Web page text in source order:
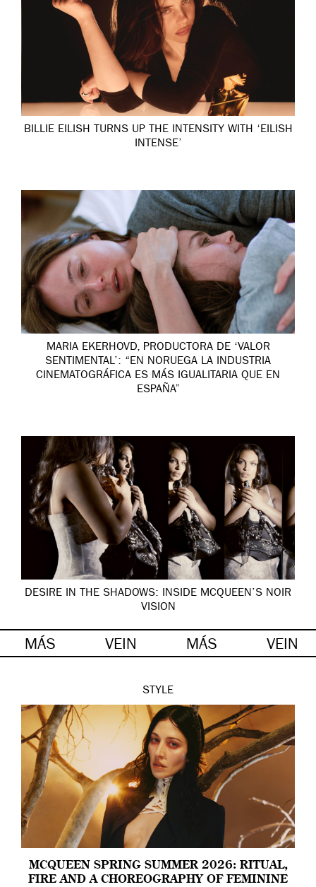
BILLIE EILISH TURNS UP THE INTENSITY WITH ‘EILISH
INTENSE’
MARIA EKERHOVD, PRODUCTORA DE ‘VALOR
SENTIMENTAL’: “EN NORUEGA LA INDUSTRIA
CINEMATOGRÁFICA ES MÁS IGUALITARIA QUE EN
ESPAÑA”
DESIRE IN THE SHADOWS: INSIDE MCQUEEN’S NOIR
VISION
MÁS VEIN MÁS VEIN
STYLE
MCQUEEN SPRING SUMMER 2026: RITUAL,
FIRE AND A CHOREOGRAPHY OF FEMININE